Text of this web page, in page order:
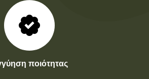
ποιότητας